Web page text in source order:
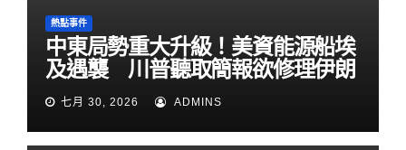
熱點事件
中東局勢重大升級！美資能源船埃
及遇襲 川普聽取簡報欲修理伊朗
七月 30, 2026 ADMINS